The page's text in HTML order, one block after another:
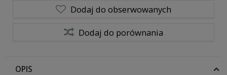
Dodaj do obserwowanych
Dodaj do porównania
OPIS